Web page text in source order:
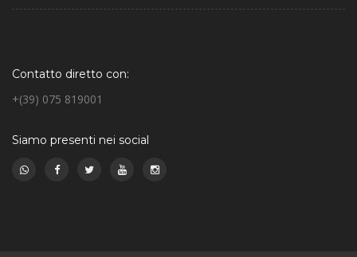
Contatto diretto con:
+(39) 075 819001
Siamo presenti nei social